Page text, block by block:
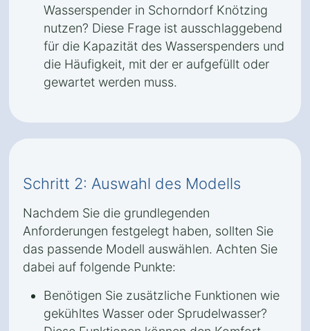
Wasserspender in Schorndorf Knötzing
nutzen? Diese Frage ist ausschlaggebend
für die Kapazität des Wasserspenders und
die Häufigkeit, mit der er aufgefüllt oder
gewartet werden muss.
Schritt 2: Auswahl des Modells
Nachdem Sie die grundlegenden
Anforderungen festgelegt haben, sollten Sie
das passende Modell auswählen. Achten Sie
dabei auf folgende Punkte:
Benötigen Sie zusätzliche Funktionen wie
gekühltes Wasser oder Sprudelwasser?